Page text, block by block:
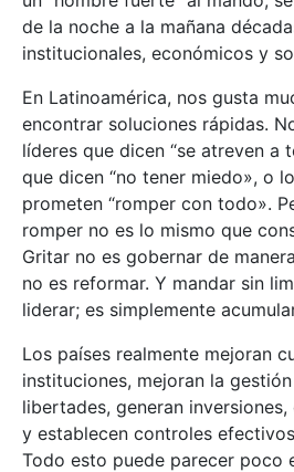
de la noche a la mañana
institucionales, económicos y
En Latinoamérica, nos gusta
encontrar soluciones rápidas.
líderes que dicen “se atreven a
que dicen “no tener miedo», o
prometen “romper con todo».
romper no es lo mismo que
Gritar no es gobernar de
no es reformar. Y mandar sin
liderar; es simplemente
Los países realmente mejoran
instituciones, mejoran la
libertades, generan
y establecen controles
Todo esto puede parecer poco